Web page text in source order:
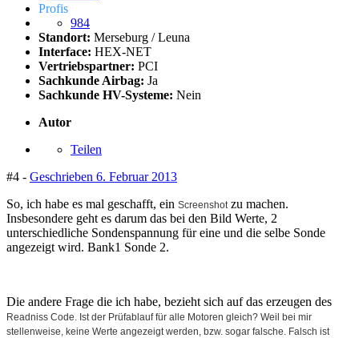
Profis
984
Standort: Merseburg / Leuna
Interface: HEX-NET
Vertriebspartner: PCI
Sachkunde Airbag: Ja
Sachkunde HV-Systeme: Nein
Autor
Teilen
#4 - Geschrieben 6. Februar 2013
So, ich habe es mal geschafft, ein Screenshot zu machen.
Insbesondere geht es darum das bei den Bild Werte, 2
unterschiedliche Sondenspannung für eine und die selbe Sonde
angezeigt wird. Bank1 Sonde 2.
Die andere Frage die ich habe, bezieht sich auf das erzeugen des
Readniss Code. Ist der Prüfablauf für alle Motoren gleich? Weil bei mir
stellenweise, keine Werte angezeigt werden, bzw. sogar falsche. Falsch ist